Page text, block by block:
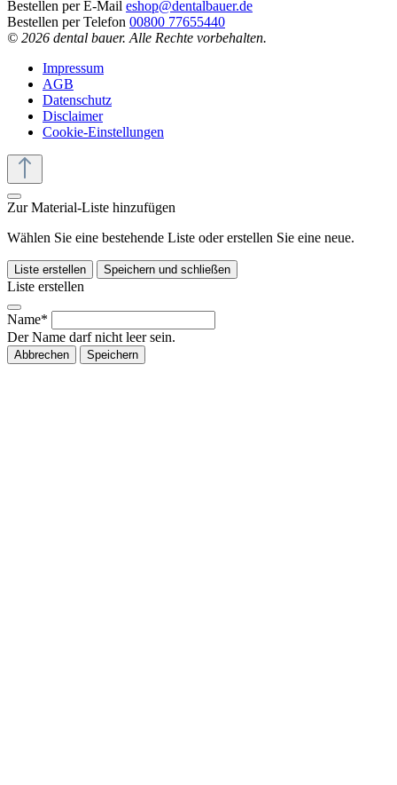
Bestellen per E-Mail eshop@dentalbauer.de
Bestellen per Telefon 00800 77655440
© 2026 dental bauer. Alle Rechte vorbehalten.
Impressum
AGB
Datenschutz
Disclaimer
Cookie-Einstellungen
Zur Material-Liste hinzufügen
Wählen Sie eine bestehende Liste oder erstellen Sie eine neue.
Liste erstellen Speichern und schließen
Liste erstellen
Name*
Der Name darf nicht leer sein.
Abbrechen Speichern